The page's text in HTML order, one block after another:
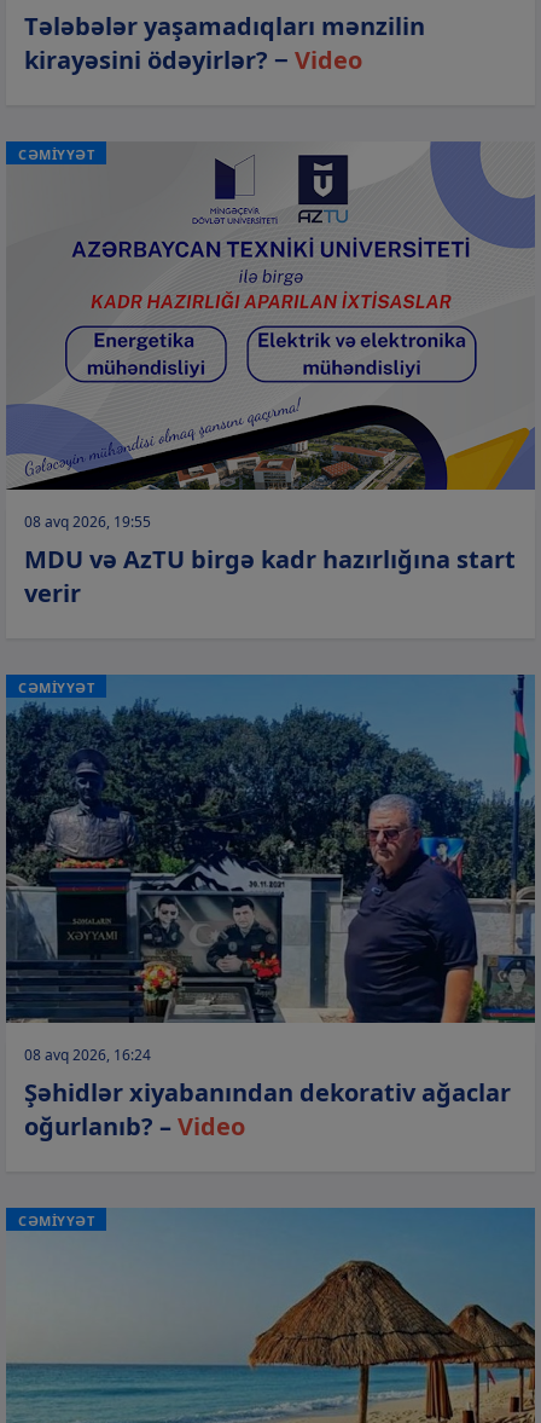
Tələbələr yaşamadıqları mənzilin
kirayəsini ödəyirlər? − Video
CƏMİYYƏT
08 avq 2026, 19:55
MDU və AzTU birgə kadr hazırlığına start
verir
CƏMİYYƏT
08 avq 2026, 16:24
Şəhidlər xiyabanından dekorativ ağaclar
oğurlanıb? –Video
CƏMİYYƏT